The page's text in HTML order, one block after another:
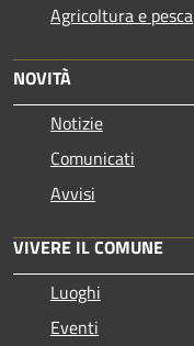
Agricoltura e pesca
NOVITÀ
Notizie
Comunicati
Avvisi
VIVERE IL COMUNE
Luoghi
Eventi